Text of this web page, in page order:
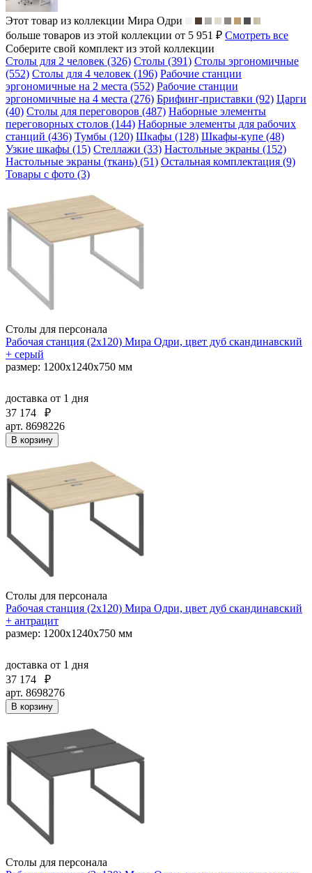
Этот товар из коллекции Мира Одри
больше товаров из этой коллекции от 5 951 ₽ Смотреть все
Соберите свой комплект из этой коллекции
Столы для 2 человек (326) Столы (391) Столы эргономичные
(552) Столы для 4 человек (196) Рабочие станции
эргономичные на 2 места (552) Рабочие станции
эргономичные на 4 места (276) Брифинг-приставки (92) Царги
(40) Столы для переговоров (487) Наборные элементы
переговорных столов (144) Наборные элементы для рабочих
станций (436) Тумбы (120) Шкафы (128) Шкафы-купе (48)
Узкие шкафы (15) Стеллажи (33) Настольные экраны (152)
Настольные экраны (ткань) (51) Остальная комплектация (9)
Товары с фото (3)
Столы для персонала
Рабочая станция (2х120) Мира Одри, цвет дуб скандинавский
+ серый
размер: 1200x1240x750 мм
доставка от 1 дня
37 174
₽
арт. 8698226
В корзину
Столы для персонала
Рабочая станция (2х120) Мира Одри, цвет дуб скандинавский
+ антрацит
размер: 1200x1240x750 мм
доставка от 1 дня
37 174
₽
арт. 8698276
В корзину
Столы для персонала